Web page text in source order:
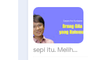
sepi itu. Melih...